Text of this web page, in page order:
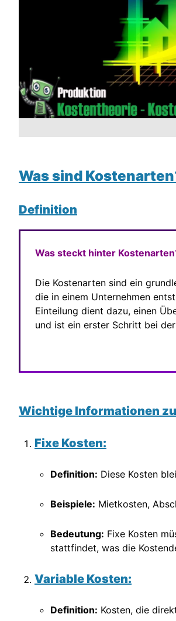
Was sind
Definition
Was steckt hinter
Die Kostenarten sind ein
die in einem Unternehmen
Einteilung dient dazu, einen
und ist ein erster Schritt bei
Wichtige Informationen
Fixe Kosten:
Definition: Diese Kosten
Beispiele: Mietkosten,
Bedeutung: Fixe Kosten
stattfindet, was die
Variable Kosten:
Definition: Kosten, die